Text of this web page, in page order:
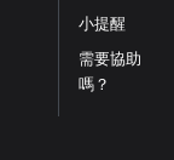
小提醒
需要協助
嗎？